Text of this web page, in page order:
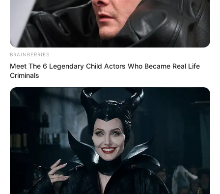
BRAINBERRIES
Meet The 6 Legendary Child Actors Who Became Real Life
Criminals